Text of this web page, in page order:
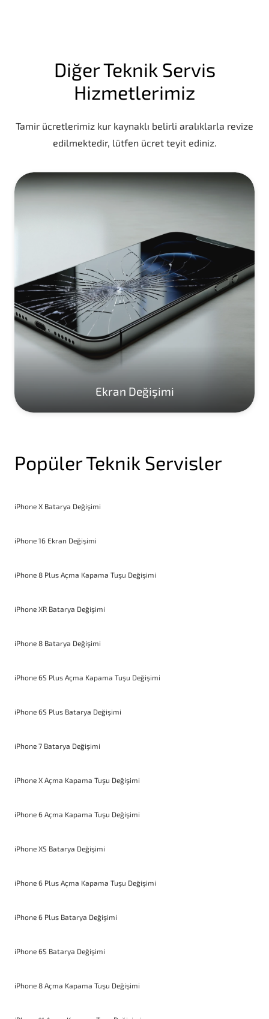
Diğer Teknik Servis
Hizmetlerimiz
Tamir ücretlerimiz kur kaynaklı belirli aralıklarla revize
edilmektedir, lütfen ücret teyit ediniz.
Ekran Değişimi
Popüler Teknik Servisler
iPhone X Batarya Değişimi
iPhone 16 Ekran Değişimi
iPhone 8 Plus Açma Kapama Tuşu Değişimi
iPhone XR Batarya Değişimi
iPhone 8 Batarya Değişimi
iPhone 6S Plus Açma Kapama Tuşu Değişimi
iPhone 6S Plus Batarya Değişimi
iPhone 7 Batarya Değişimi
iPhone X Açma Kapama Tuşu Değişimi
iPhone 6 Açma Kapama Tuşu Değişimi
iPhone XS Batarya Değişimi
iPhone 6 Plus Açma Kapama Tuşu Değişimi
iPhone 6 Plus Batarya Değişimi
iPhone 6S Batarya Değişimi
iPhone 8 Açma Kapama Tuşu Değişimi